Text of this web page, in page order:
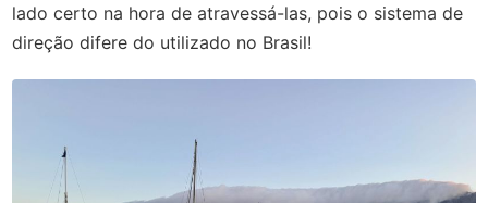
lado certo na hora de atravessá-las, pois o sistema de
direção difere do utilizado no Brasil!